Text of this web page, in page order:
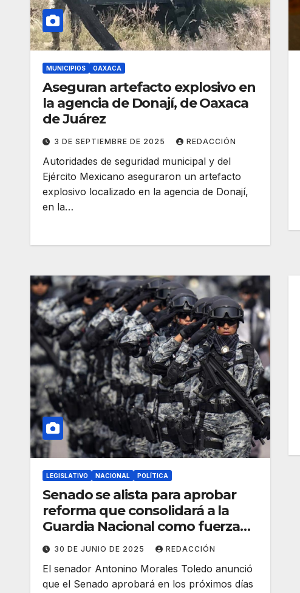
MUNICIPIOS OAXACA
Aseguran artefacto explosivo en
la agencia de Donají, de Oaxaca
de Juárez
3 DE SEPTIEMBRE DE 2025 REDACCIÓN
Autoridades de seguridad municipal y del
Ejército Mexicano aseguraron un artefacto
explosivo localizado en la agencia de Donají,
en la…
LEGISLATIVO NACIONAL POLÍTICA
Senado se alista para aprobar
reforma que consolidará a la
Guardia Nacional como fuerza
clave de seguridad: Antonino
Morales
30 DE JUNIO DE 2025 REDACCIÓN
El senador Antonino Morales Toledo anunció
que el Senado aprobará en los próximos días